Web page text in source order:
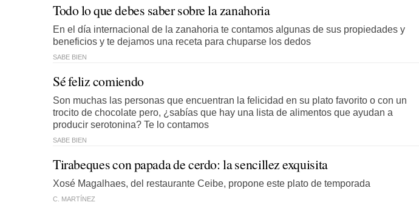
Todo lo que debes saber sobre la zanahoria
En el día internacional de la zanahoria te contamos algunas de sus propiedades y
beneficios y te dejamos una receta para chuparse los dedos
SABE BIEN
Sé feliz comiendo
Son muchas las personas que encuentran la felicidad en su plato favorito o con un
trocito de chocolate pero, ¿sabías que hay una lista de alimentos que ayudan a
producir serotonina? Te lo contamos
SABE BIEN
Tirabeques con papada de cerdo: la sencillez exquisita
Xosé Magalhaes, del restaurante Ceibe, propone este plato de temporada
C. MARTÍNEZ